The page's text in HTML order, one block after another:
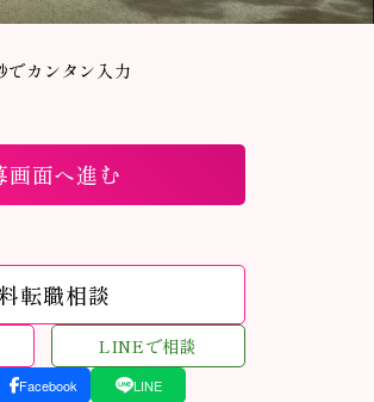
でカンタン入力
画面へ進む
転職相談
LINEで相談
Facebook LINE